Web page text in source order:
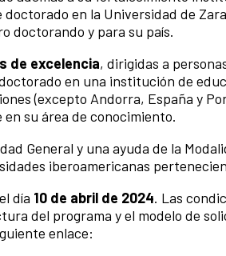
en la Universidad de
doctorando y para su país.
de excelencia, dirigidas a
en una institución de
(excepto Andorra, España y
su área de conocimiento.
General y una ayuda de la
iberoamericanas
día 10 de abril de 2024. Las
del programa y el modelo de
enlace: